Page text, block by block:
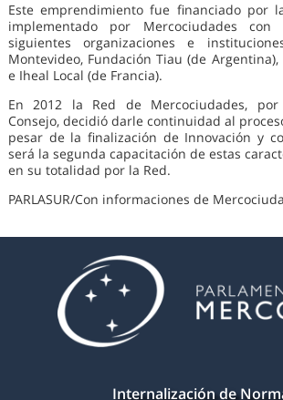
Este emprendimiento fue financiado por
implementado por Mercociudades
siguientes organizaciones e
Montevideo, Fundación Tiau (de Argentina),
e Iheal Local (de Francia).
En 2012 la Red de Mercociudades,
Consejo, decidió darle continuidad al
pesar de la finalización de Innovación y
será la segunda capacitación de estas
en su totalidad por la Red.
PARLASUR/Con informaciones de
Internalización de